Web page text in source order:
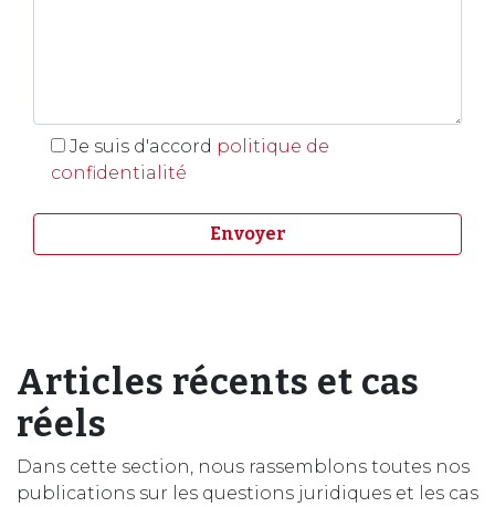
Je suis d'accord politique de
confidentialité
Articles récents et cas
réels
Dans cette section, nous rassemblons toutes nos
publications sur les questions juridiques et les cas